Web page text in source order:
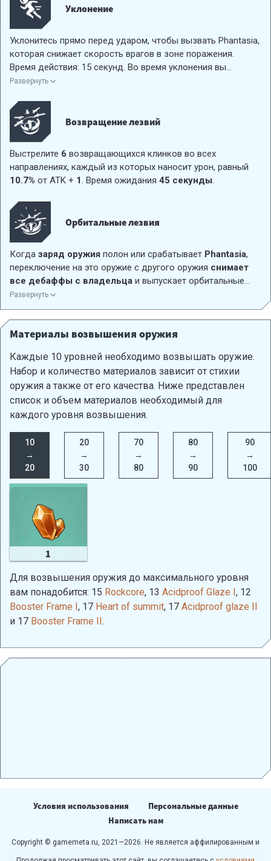
каждое из которых наносит урон, равный
Уклонение
Уклонитесь прямо перед ударом, чтобы вызвать Phantasia,
которая снижает скорость врагов в зоне поражения.
Время действия: 15 секунд. Во время уклонения вы
получаете иммунитет к оглушению на
Развернуть
Возвращение лезвий
Выстрелите 6 возвращающихся клинков во всех
направлениях, каждый из которых наносит урон, равный
10.7% от ATK + 1. Время ожидания 45 секунды.
Орбитальные лезвия
Когда заряд оружия полон или срабатывает Phantasia,
переключение на это оружие с другого оружия снимает
все дебаффы с владельца и выпускает орбитальные
лезвия, наносящие
летающих лезвия вращаются вокруг Странника и наносят
23.7%от ATK +1урона целям, вступающим в контакт.
Развернуть
Материалы возвышения оружия
Каждые 10 уровней необходимо возвышать оружие.
Набор и количество материалов зависит от стихии
оружия а также от его качества. Ниже представлен
список и объем материалов необходимый для
каждого уровня возвышения.
10
→
20
20
→
30
70
→
80
80
→
90
90
→
100
1
Для возвышения оружия до максимального уровня
вам понадобится: 15 Rockcore, 13 Acidproof Glaze I, 12
Booster Frame I, 17 Heart of summit, 17 Acidproof glaze II
и 17 Booster Frame II.
Условия использования
Персональные данные
Написать нам
Copyright © gamemeta.ru, 2021—2026. Не является аффилированным и